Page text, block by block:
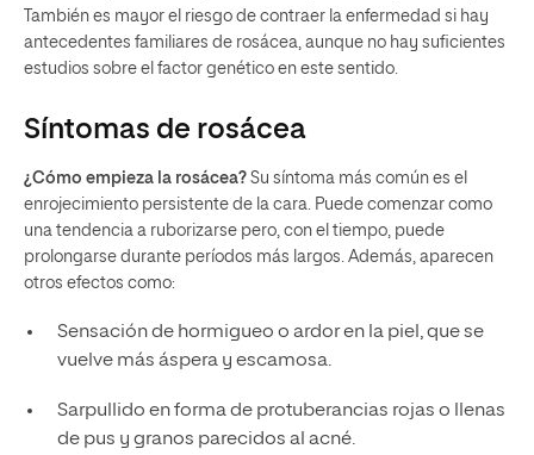
También es mayor el riesgo de contraer la enfermedad si hay
antecedentes familiares de rosácea, aunque no hay suficientes
estudios sobre el factor genético en este sentido.
Síntomas de rosácea
¿Cómo empieza la rosácea? Su síntoma más común es el
enrojecimiento persistente de la cara. Puede comenzar como
una tendencia a ruborizarse pero, con el tiempo, puede
prolongarse durante períodos más largos. Además, aparecen
otros efectos como:
Sensación de hormigueo o ardor en la piel, que se
vuelve más áspera y escamosa.
Sarpullido en forma de protuberancias rojas o llenas
de pus y granos parecidos al acné.